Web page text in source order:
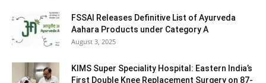
FSSAI Releases Definitive List of Ayurveda
Aahara Products under Category A
August 3, 2025
KIMS Super Speciality Hospital: Eastern India’s
First Double Knee Replacement Surgery on 87-